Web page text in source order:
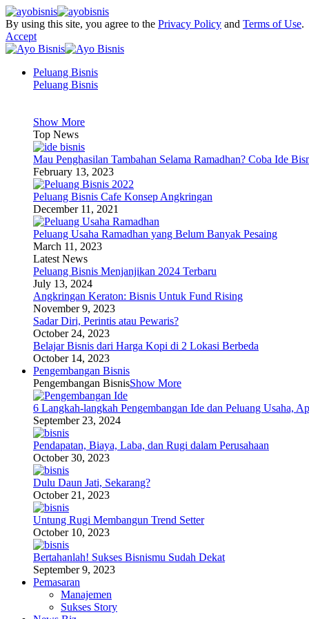
By using this site, you agree to the Privacy Policy and Terms of Use.
Accept
Peluang Bisnis
Peluang Bisnis
Show More
Top News
Mau Penghasilan Tambahan Selama Ramadhan? Coba Ide
February 13, 2023
Peluang Bisnis Cafe Konsep Angkringan
December 11, 2021
Peluang Usaha Ramadhan yang Belum Banyak Pesaing
March 11, 2023
Latest News
Peluang Bisnis Menjanjikan 2024 Terbaru
July 13, 2024
Angkringan Keraton: Bisnis Untuk Fund Rising
November 9, 2023
Sadar Diri, Perintis atau Pewaris?
October 24, 2023
Belajar Bisnis dari Harga Kopi di 2 Lokasi Berbeda
October 14, 2023
Pengembangan Bisnis
Pengembangan BisnisShow More
6 Langkah-langkah Pengembangan Ide dan Peluang Usaha,
September 23, 2024
Pendapatan, Biaya, Laba, dan Rugi dalam Perusahaan
October 30, 2023
Dulu Daun Jati, Sekarang?
October 21, 2023
Untung Rugi Membangun Trend Setter
October 10, 2023
Bertahanlah! Sukses Bisnismu Sudah Dekat
September 9, 2023
Pemasaran
Manajemen
Sukses Story